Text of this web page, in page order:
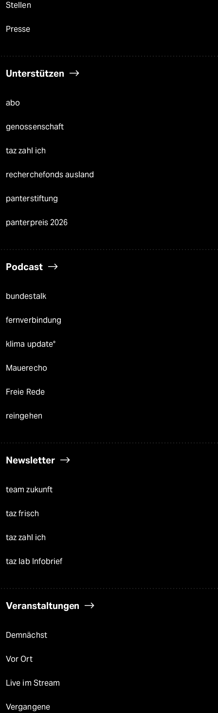
Stellen
Presse
Unterstützen
abo
genossenschaft
taz zahl ich
recherchefonds ausland
panterstiftung
panterpreis 2026
Podcast
bundestalk
fernverbindung
klima update°
Mauerecho
Freie Rede
reingehen
Newsletter
team zukunft
taz frisch
taz zahl ich
taz lab Infobrief
Veranstaltungen
Demnächst
Vor Ort
Live im Stream
Vergangene